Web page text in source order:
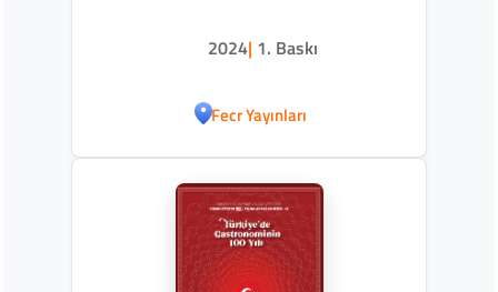
2024| 1. Baskı
Fecr Yayınları